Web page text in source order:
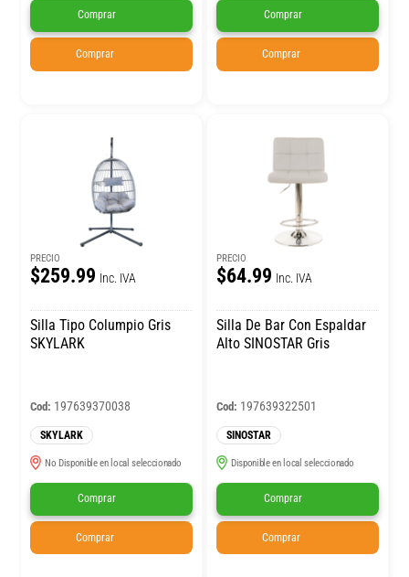
Comprar
Comprar
Comprar
Comprar
PRECIO
$259.99 Inc. IVA
Silla Tipo Columpio Gris
SKYLARK
Cod: 197639370038
SKYLARK
No Disponible en local seleccionado
Comprar
Comprar
PRECIO
$64.99 Inc. IVA
Silla De Bar Con Espaldar
Alto SINOSTAR Gris
Cod: 197639322501
SINOSTAR
Disponible en local seleccionado
Comprar
Comprar